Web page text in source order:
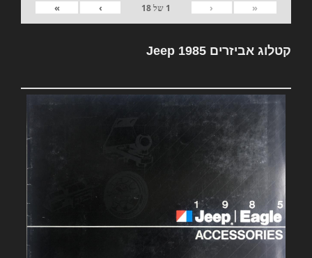
«
‹
1 של18
›
»
קטלוג אביזרים Jeep 1985